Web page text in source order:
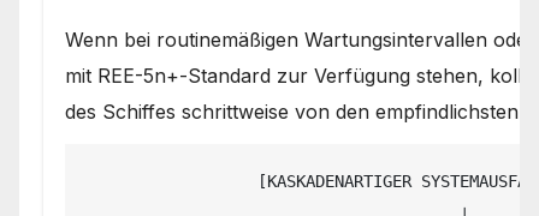
Wenn bei routinemäßigen Wartungsintervallen
mit REE-5n+-Standard zur Verfügung stehen,
des Schiffes schrittweise von den empfindlichsten